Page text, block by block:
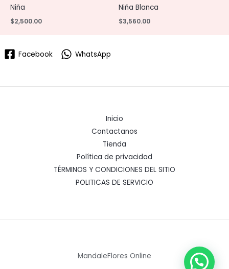
Niña
$2,500.00
Niña Blanca
$3,560.00
Facebook WhatsApp
Inicio
Contactanos
Tienda
Política de privacidad
TÉRMINOS Y CONDICIONES DEL SITIO
POLITICAS DE SERVICIO
MandaleFlores Online